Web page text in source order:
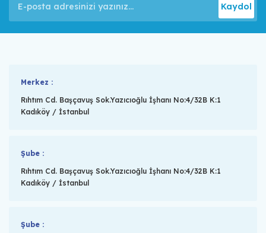
Kaydol
Merkez :
Rıhtım Cd. Başçavuş Sok.Yazıcıoğlu İşhanı No:4/32B K:1
Kadıköy / İstanbul
Şube :
Rıhtım Cd. Başçavuş Sok.Yazıcıoğlu İşhanı No:4/32B K:1
Kadıköy / İstanbul
Şube :